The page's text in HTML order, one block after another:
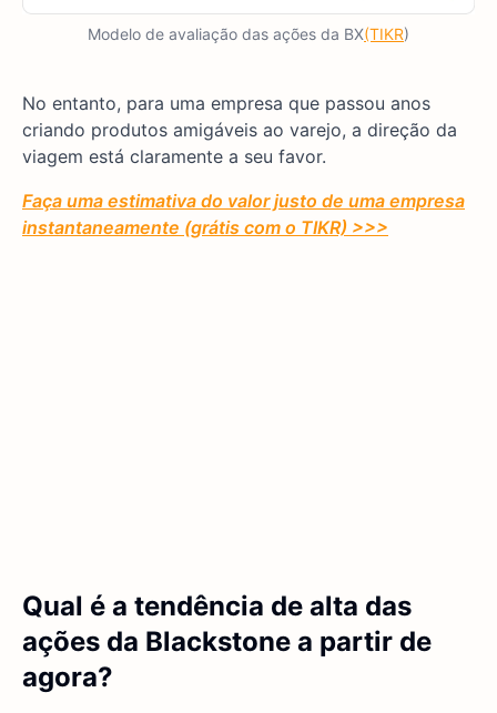
Modelo de avaliação das ações da BX(TIKR)
No entanto, para uma empresa que passou anos
criando produtos amigáveis ao varejo, a direção da
viagem está claramente a seu favor.
Faça uma estimativa do valor justo de uma empresa
instantaneamente (grátis com o TIKR) >>>
Qual é a tendência de alta das
ações da Blackstone a partir de
agora?